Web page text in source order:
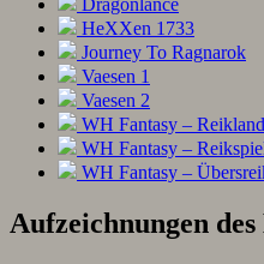
Dragonlance
HeXXen 1733
Journey To Ragnarok
Vaesen 1
Vaesen 2
WH Fantasy – Reikland
WH Fantasy –
WH Fantasy –
Aufzeichnungen